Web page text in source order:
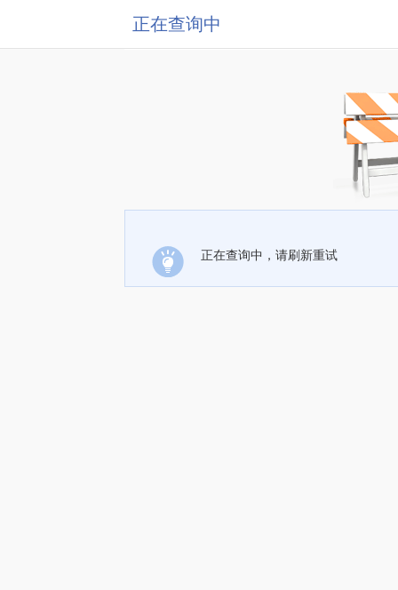
正在查询中
正在查询中，请刷新重试